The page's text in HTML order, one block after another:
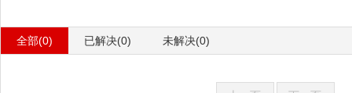
全部(0) 已解决(0) 未解决(0)